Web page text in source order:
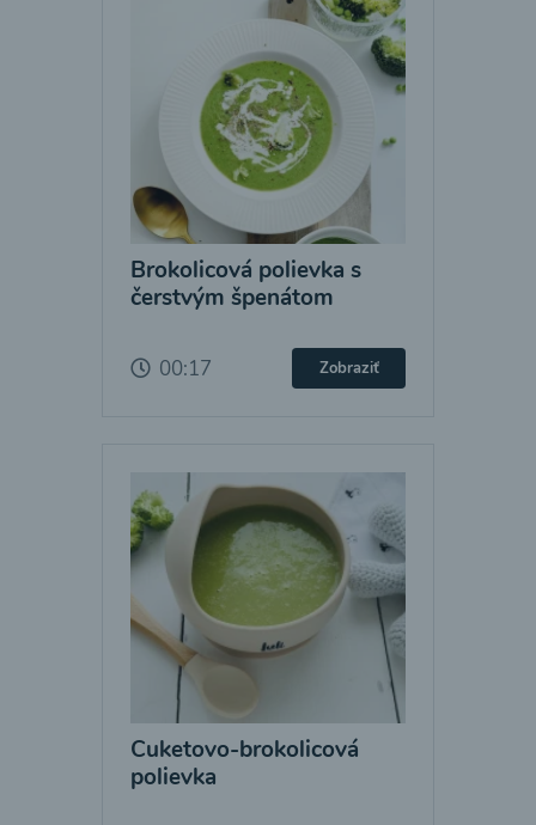
Brokolicová polievka s
čerstvým špenátom
00:17 Zobraziť
Cuketovo-brokolicová
polievka